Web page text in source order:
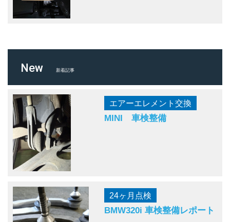
New 新着記事
エアーエレメント交換
MINI 車検整備
24ヶ月点検
BMW320i 車検整備レポート